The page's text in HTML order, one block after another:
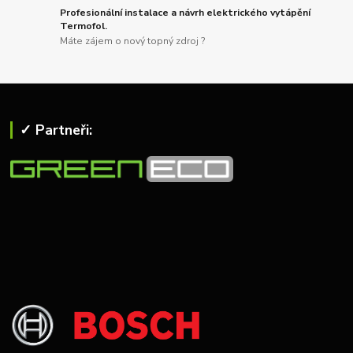
Profesionální instalace a návrh elektrického vytápění
Termofol.
Máte zájem o nový topný zdroj ?
✓ Partneři: